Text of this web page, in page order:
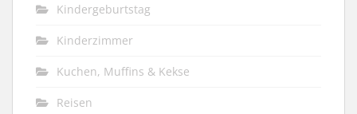
Kindergeburtstag
Kinderzimmer
Kuchen, Muffins & Kekse
Reisen